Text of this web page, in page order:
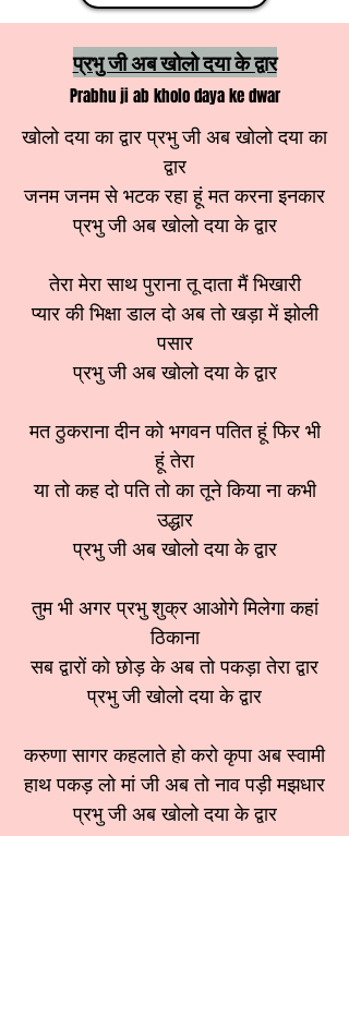
प्रभु जी अब खोलो दया के द्वार
Prabhu ji ab kholo daya ke dwar
खोलो दया का द्वार प्रभु जी अब खोलो दया का
द्वार
जनम जनम से भटक रहा हूं मत करना इनकार
प्रभु जी अब खोलो दया के द्वार
तेरा मेरा साथ पुराना तू दाता मैं भिखारी
प्यार की भिक्षा डाल दो अब तो खड़ा में झोली
पसार
प्रभु जी अब खोलो दया के द्वार
मत ठुकराना दीन को भगवन पतित हूं फिर भी
हूं तेरा
या तो कह दो पति तो का तूने किया ना कभी
उद्धार
प्रभु जी अब खोलो दया के द्वार
तुम भी अगर प्रभु शुक्र आओगे मिलेगा कहां
ठिकाना
सब द्वारों को छोड़ के अब तो पकड़ा तेरा द्वार
प्रभु जी खोलो दया के द्वार
करुणा सागर कहलाते हो करो कृपा अब स्वामी
हाथ पकड़ लो मां जी अब तो नाव पड़ी मझधार
प्रभु जी अब खोलो दया के द्वार